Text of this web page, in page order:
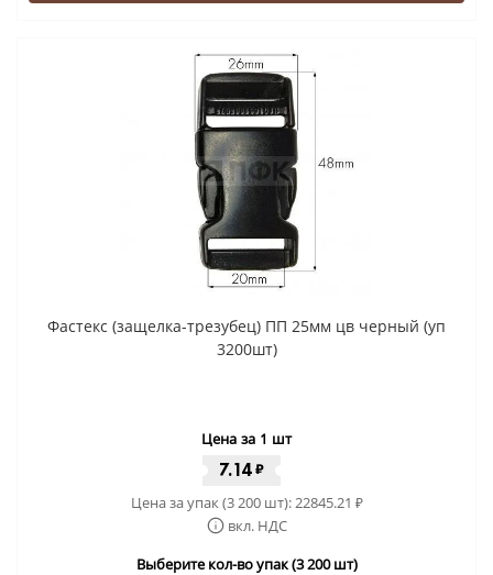
Фастекс (защелка-трезубец) ПП 25мм цв черный (уп
3200шт)
Цена за 1 шт
7.14 ₽
Цена за упак (3 200 шт):22845.21 ₽
вкл. НДС
Выберите кол-во упак (3 200 шт)